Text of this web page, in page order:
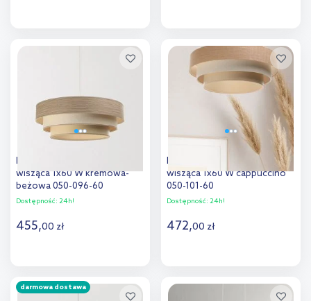
Dodaj do
porównania
BPS Koncept Triniti lampa
wisząca 1x60 W kremowa-
beżowa 050-096-60
Dostępność: 24h!
455,00 zł
Dodaj do
BPS Koncept Boho lampa
wisząca 1x60 W cappuccino
050-101-60
Dostępność: 24h!
472,00 zł
darmowa dostawa